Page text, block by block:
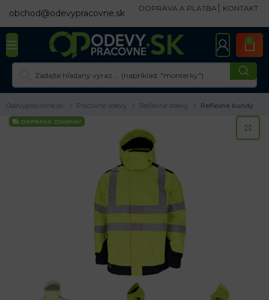
obchod@odevypracovne.sk DOPRAVA A PLATBA KONTAKT
0
Odevypracovne.sk Pracovné odevy Reflexné odevy Reflexné bundy
DOPRAVA ZDARMA!